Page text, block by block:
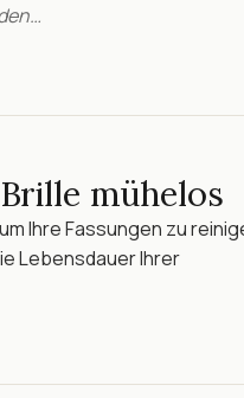
mühelos
Ihre Fassungen zu
Lebensdauer Ihrer